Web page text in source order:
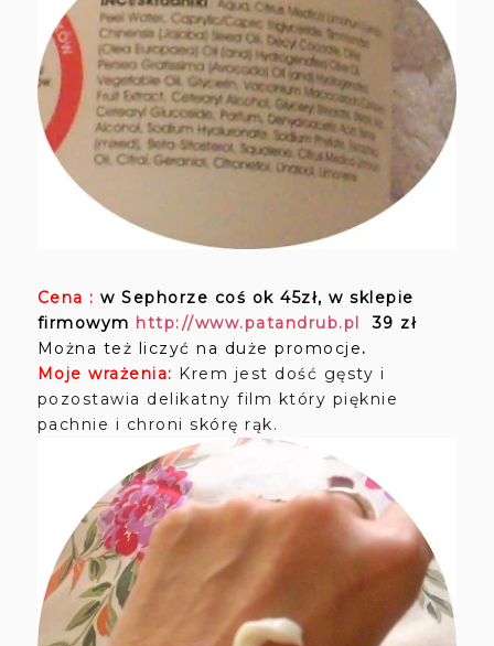
Cena :w Sephorze coś ok 45zł, w sklepie
firmowym http://www.patandrub.pl 39 zł
Można też liczyć na duże promocje.
Moje wrażenia: Krem jest dość gęsty i
pozostawia delikatny film który pięknie
pachnie i chroni skórę rąk.